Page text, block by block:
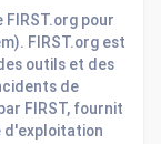
FIRST.org pour
FIRST.org est
outils et des
de
FIRST, fournit
d'exploitation